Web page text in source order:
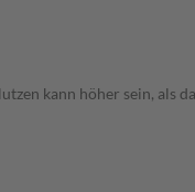
kann höher sein, als